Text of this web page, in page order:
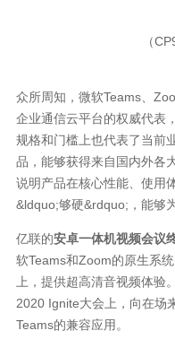
（
众所周知，微软Teams、
企业通信云平台的权威代表
规格和门槛上也代表了当前
品，能够获得来自国内外各
说明产品在核心性能、使用
&ldquo;够硬&rdquo;，能够
亿联的安卓一体机视频会议
软Teams和Zoom的原生系
上，提供超高清音视频体
2020 Ignite大会上，向在场
Teams的兼容应用。